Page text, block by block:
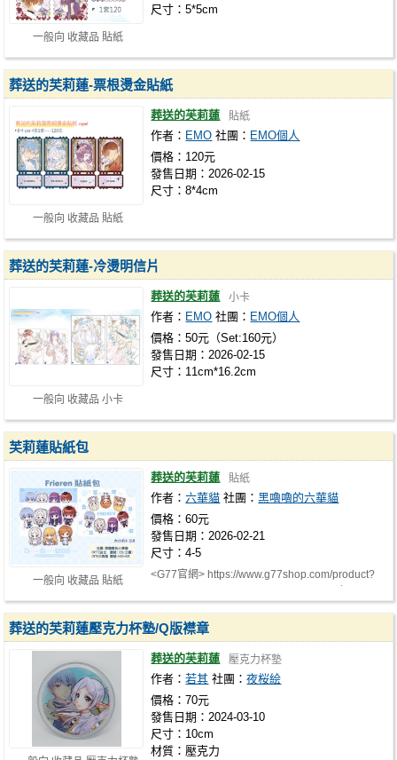
一般向 收藏品 貼紙
尺寸：5*5cm
一般向 收藏品 貼紙
葬送的芙莉蓮-票根燙金貼紙
葬送的芙莉蓮 貼紙
作者： EMO 社團： EMO個人
價格：120元
發售日期：2026-02-15
尺寸：8*4cm
一般向 收藏品 小卡
葬送的芙莉蓮-冷燙明信片
葬送的芙莉蓮 小卡
作者： EMO 社團： EMO個人
價格：50元（Set:160元）
發售日期：2026-02-15
尺寸：11cm*16.2cm
一般向 收藏品 貼紙
芙莉蓮貼紙包
葬送的芙莉蓮 貼紙
作者：六華貓 社團：黑嚕嚕的六華貓
價格：60元
發售日期：2026-02-21
尺寸：4-5
<G77官網> https://www.g77shop.com/product?
葬送的芙莉蓮壓克力杯塾/Q版襟章
葬送的芙莉蓮 壓克力杯塾
作者：若其 社團：夜桜絵
價格：70元
發售日期：2024-03-10
尺寸：10cm
材質：壓克力